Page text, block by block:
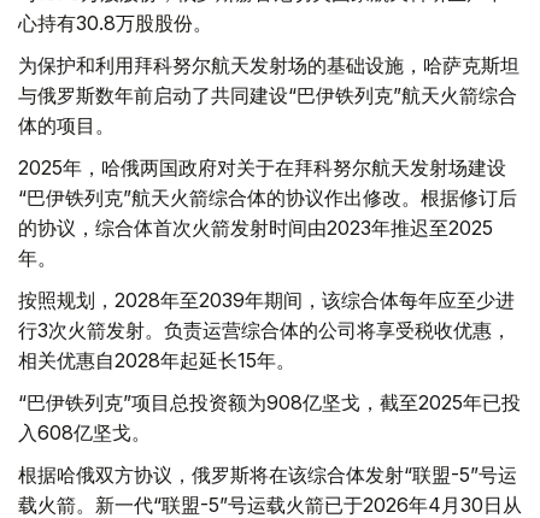
心持有30.8万股股份。
为保护和利用拜科努尔航天发射场的基础设施，哈萨克斯坦
与俄罗斯数年前启动了共同建设“巴伊铁列克”航天火箭综合
体的项目。
2025年，哈俄两国政府对关于在拜科努尔航天发射场建设
“巴伊铁列克”航天火箭综合体的协议作出修改。根据修订后
的协议，综合体首次火箭发射时间由2023年推迟至2025
年。
按照规划，2028年至2039年期间，该综合体每年应至少进
行3次火箭发射。负责运营综合体的公司将享受税收优惠，
相关优惠自2028年起延长15年。
“巴伊铁列克”项目总投资额为908亿坚戈，截至2025年已投
入608亿坚戈。
根据哈俄双方协议，俄罗斯将在该综合体发射“联盟-5”号运
载火箭。新一代“联盟-5”号运载火箭已于2026年4月30日从